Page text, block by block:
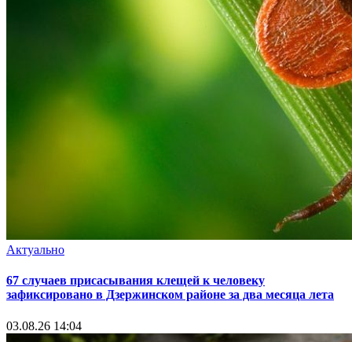
Актуально
67 случаев присасывания клещей к человеку
зафиксировано в Дзержинском районе за два месяца лета
03.08.26 14:04